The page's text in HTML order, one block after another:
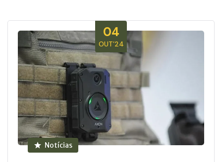
04
OUT’24
Notícias